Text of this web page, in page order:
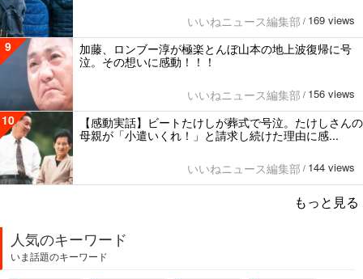
いいねニュース編集部 / 169 views
9
加藤、ロンブー淳が極楽とんぼ山本の地上波復帰に号
泣。その想いに感動！！！
いいねニュース編集部 / 156 views
10
【感動実話】ビートたけしが葬式で号泣。たけしさんの
母親が「小遣いくれ！」と請求し続けた理由に感...
いいねニュース編集部 / 144 views
もっと見る
人気のキーワード
いま話題のキーワード